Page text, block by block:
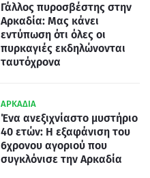
Γάλλος πυροσβέστης στην
Αρκαδία: Μας κάνει
εντύπωση ότι όλες οι
πυρκαγιές εκδηλώνονται
ταυτόχρονα
ΑΡΚΑΔΙΑ
Ένα ανεξιχνίαστο μυστήριο
40 ετών: Η εξαφάνιση του
6χρονου αγοριού που
συγκλόνισε την Αρκαδία